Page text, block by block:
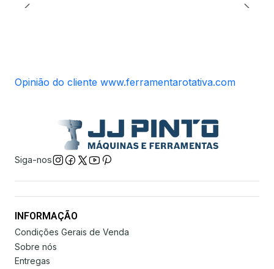
Opinião do cliente www.ferramentarotativa.com
Siga-nos
INFORMAÇÃO
Condições Gerais de Venda
Sobre nós
Entregas